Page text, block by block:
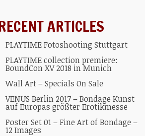
ARTICLES
PLAYTIME Fotoshooting Stuttgart
PLAYTIME collection premiere:
BoundCon XV 2018 in Munich
Wall Art – Specials On Sale
VENUS Berlin 2017 – Bondage Kunst
auf Europas größter Erotikmesse
Poster Set 01 – Fine Art of Bondage –
12 Images